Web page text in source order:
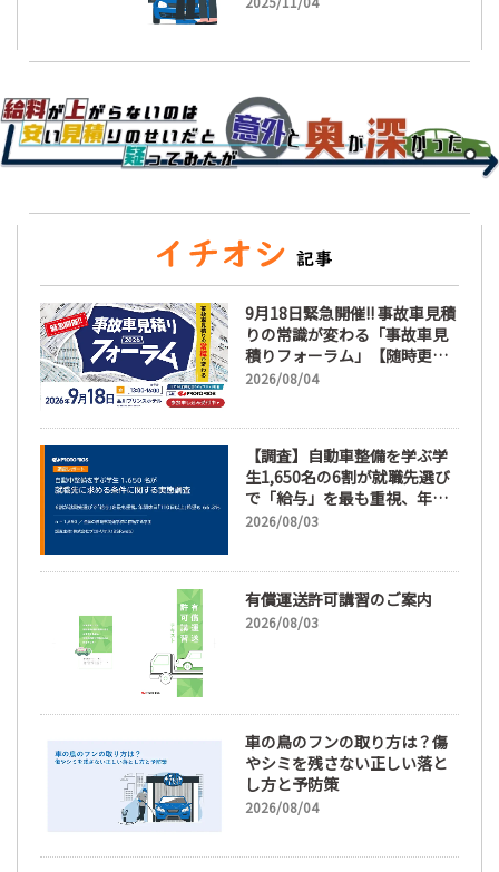
9月18日緊急開催!! 事故車見積
りの常識が変わる「事故車見
積りフォーラム」【随時更
新】
2026/08/04
【調査】自動車整備を学ぶ学
生1,650名の6割が就職先選び
で「給与」を最も重視、年間
休日「110日以上」希望も
2026/08/03
有償運送許可講習のご案内
2026/08/03
車の鳥のフンの取り方は？傷
やシミを残さない正しい落と
し方と予防策
2026/08/04